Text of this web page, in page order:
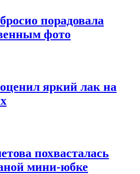
порадовала
фото
яркий лак на
похвасталась
мини-юбке